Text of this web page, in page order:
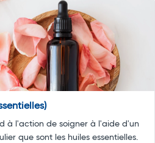
à l'action de soigner à l'aide d'un
que sont les huiles essentielles.